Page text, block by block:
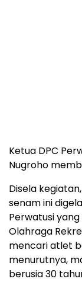
Ketua DPC
Nugroho
Disela
senam ini
Perwatusi
Olahraga
mencari atlet
menurutnya,
berusia 30